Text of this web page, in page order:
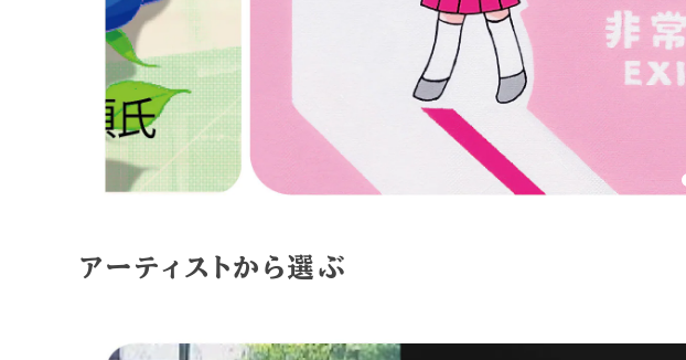
アーティストから選ぶ